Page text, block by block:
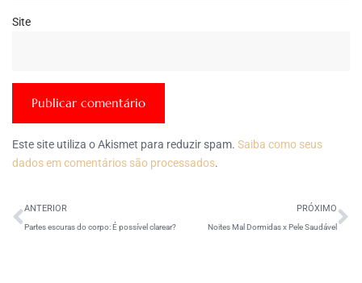
Site
Este site utiliza o Akismet para reduzir spam. Saiba como seus
dados em comentários são processados.
ANTERIOR
Partes escuras do corpo: É possível clarear?
PRÓXIMO
Noites Mal Dormidas x Pele Saudável